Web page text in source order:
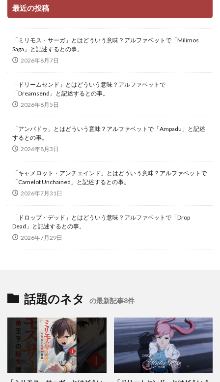
最近の投稿
「ミリモス・サーガ」とはどういう意味？アルファベットで「Milimos
Saga」と記述するとの事。
2026年8月7日
「ドリームセンド」とはどういう意味？アルファベットで
「Dreamsend」と記述するとの事。
2026年8月5日
「アンパドゥ」とはどういう意味？アルファベットで「Ampadu」と記述
するとの事。
2026年8月3日
「キャメロット・アンチェインド」とはどういう意味？アルファベットで
「Camelot Unchained」と記述するとの事。
2026年7月31日
「ドロップ・デッド」とはどういう意味？アルファベットで「Drop
Dead」と記述するとの事。
2026年7月29日
話題のネタ の最新記事8件